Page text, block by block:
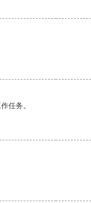
任务。